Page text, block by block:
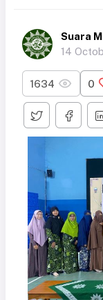
Suara
14
1634 0